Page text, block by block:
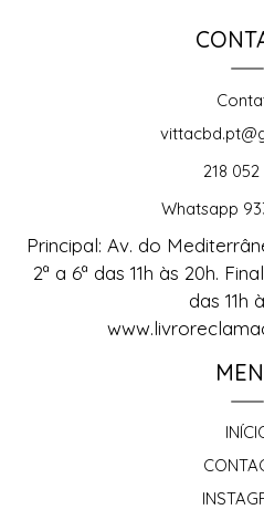
218 052
Whatsapp
Principal: Av. do
2ª a 6ª das 11h às 20h.
das 11h